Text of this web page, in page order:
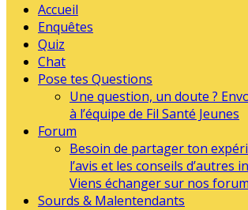
Accueil
Enquêtes
Quiz
Chat
Pose tes Questions
Une question, un doute ?
à l’équipe de Fil Santé Jeunes
Forum
Besoin de partager ton
l’avis et les conseils d’autres
Viens échanger sur nos
Sourds & Malentendants